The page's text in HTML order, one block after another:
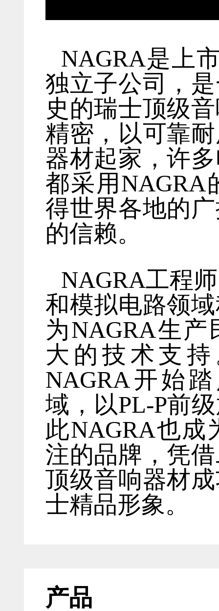
NAGRA是上
独立子公司，
史的瑞士顶级
精密，以可靠
器材起家，许
都采用NAGRA
得世界各地的
的信赖。
NAGRA工程
和模拟电路领
为NAGRA生
大的技术支持
NAGRA开始
域，以PL-P前
此NAGRA也成
注的品牌，凭
顶级音响器材
士精品形象。
产品